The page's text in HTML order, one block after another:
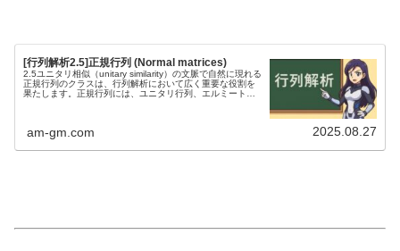
d
a
U
^
*
[行列解析2.5]正規行列 (Normal matrices)
2.5ユニタリ相似（unitary similarity）の文脈で自然に現れる
正規行列のクラスは、行列解析において広く重要な役割を
果たします。正規行列には、ユニタリ行列、エルミート行
am-gm.com 2025.08.27